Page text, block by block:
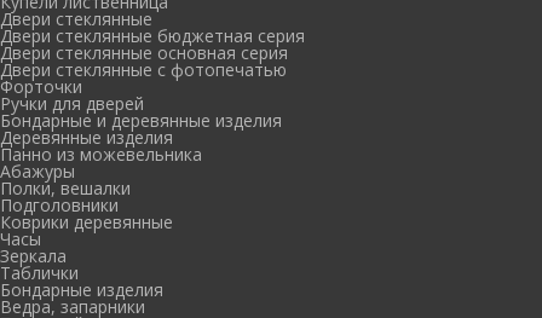
Двери стеклянные
Двери стеклянные бюджетная серия
Двери стеклянные основная серия
Двери стеклянные с фотопечатью
Форточки
Ручки для дверей
Бондарные и деревянные изделия
Деревянные изделия
Панно из можевельника
Абажуры
Полки, вешалки
Подголовники
Коврики деревянные
Часы
Зеркала
Таблички
Бондарные изделия
Ведра, запарники